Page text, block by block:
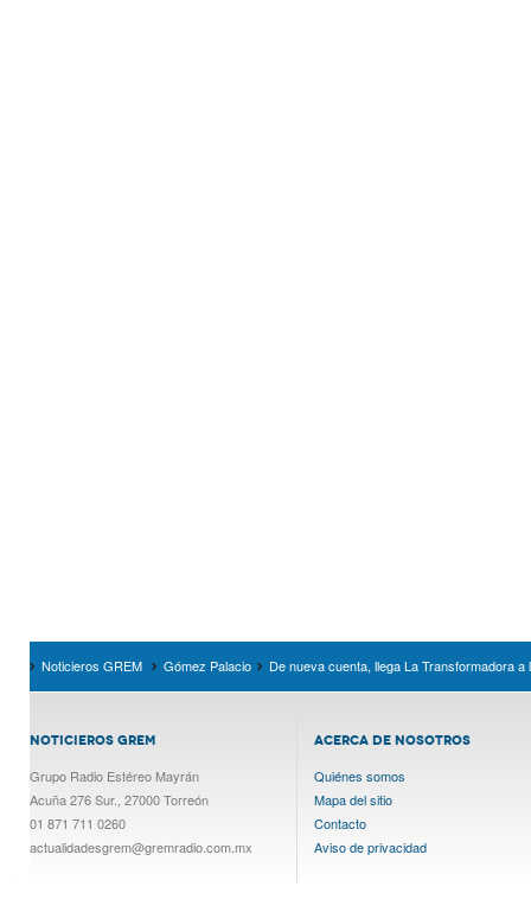
Noticieros GREM Gómez Palacio De nueva cuenta, llega La Transformadora a
NOTICIEROS GREM
Grupo Radio Estéreo Mayrán
Acuña 276 Sur., 27000 Torreón
01 871 711 0260
actualidadesgrem@gremradio.com.mx
ACERCA DE NOSOTROS
Quiénes somos
Mapa del sitio
Contacto
Aviso de privacidad